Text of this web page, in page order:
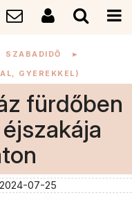
SZABADIDŐ ►
GYEREKKEL)
fürdőben
07-25